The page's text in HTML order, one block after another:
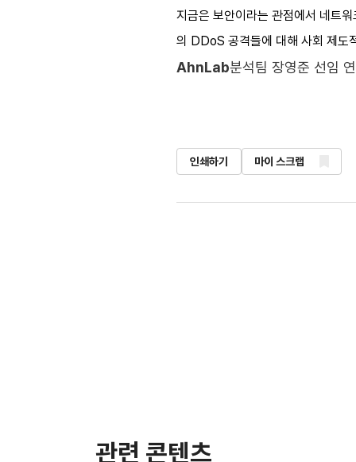
지금은 보안이라는 관점에서 네트
의 DDoS 공격들에 대해 사회 제도
AhnLab분석팀 장영준 선임
인쇄하기 마이 스크랩
관련 콘텐츠